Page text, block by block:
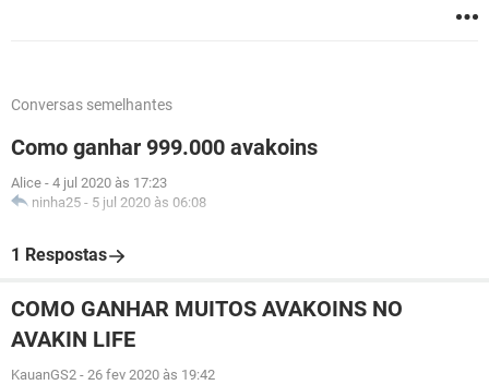
Conversas semelhantes
Como ganhar 999.000 avakoins
Alice - 4 jul 2020 às 17:23
ninha25 - 5 jul 2020 às 06:08
1 Respostas
COMO GANHAR MUITOS AVAKOINS NO
AVAKIN LIFE
KauanGS2 - 26 fev 2020 às 19:42